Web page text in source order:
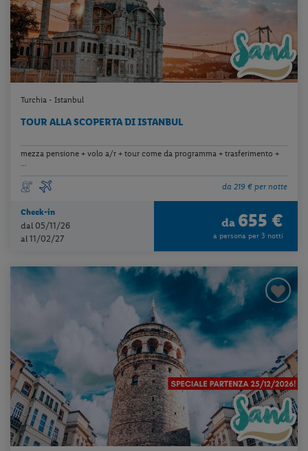
Turchia - Istanbul
TOUR ALLA SCOPERTA DI ISTANBUL
mezza pensione + volo a/r + tour come da programma + trasferimento +
...
da 219 € per notte
Check-in
dal 05/11/26
al 11/02/27
da 655 €
a persona per 3 notti